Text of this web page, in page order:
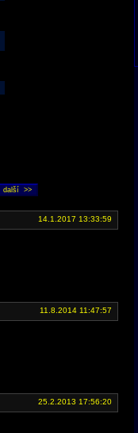
14.1.2017 13:33:59
11.8.2014 11:47:57
25.2.2013 17:56:20